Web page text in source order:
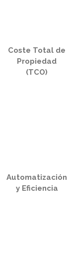
Coste Total de
Propiedad
(TCO)
Automatización
y Eficiencia